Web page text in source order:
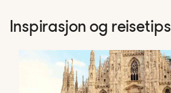
Inspirasjon og reisetips